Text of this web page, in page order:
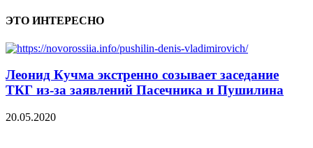
ЭТО ИНТЕРЕСНО
Леонид Кучма экстренно созывает заседание
ТКГ из-за заявлений Пасечника и Пушилина
20.05.2020